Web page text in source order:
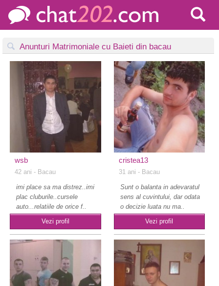
Anunturi Matrimoniale cu Baieti din bacau
wsb
42 ani - Bacau
imi place sa ma distrez..imi
plac cluburile..cursele
auto...relatiile de orice f..
Vezi profil
cristea13
31 ani - Bacau
Sunt o balanta in adevaratul
sens al cuvintului, dar odata
o decizie luata nu ma..
Vezi profil